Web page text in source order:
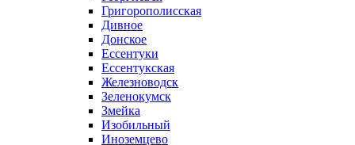
Григорополисская
Дивное
Донское
Ессентуки
Ессентукская
Железноводск
Зеленокумск
Змейка
Изобильный
Иноземцево